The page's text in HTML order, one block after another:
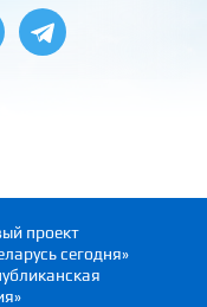
проект
сегодня»